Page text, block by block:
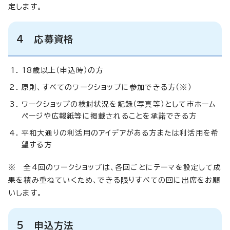
定します。
4 応募資格
18歳以上（申込時）の方
原則、すべてのワークショップに参加できる方（※）
ワークショップの検討状況を記録（写真等）として市ホーム
ページや広報紙等に掲載されることを承諾できる方
平和大通りの利活用のアイデアがある方または利活用を希
望する方
※ 全4回のワークショップは、各回ごとにテーマを設定して成
果を積み重ねていくため、できる限りすべての回に出席をお願
いします。
5 申込方法